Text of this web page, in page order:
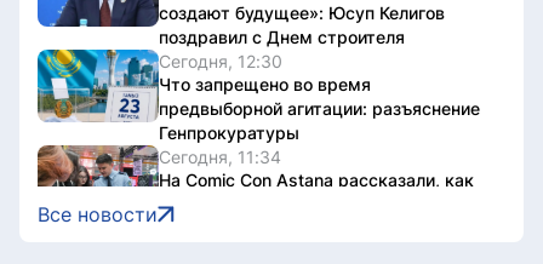
создают будущее»: Юсуп Келигов
поздравил с Днем строителя
Сегодня, 12:30
Что запрещено во время
предвыборной агитации: разъяснение
Генпрокуратуры
Сегодня, 11:34
На Comic Con Astana рассказали, как
не стать жертвой мошенников
Сегодня, 10:09
Все новости